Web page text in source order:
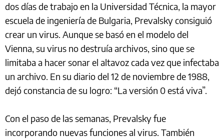
dos días de trabajo en la Universidad Técnica, la mayor
escuela de ingeniería de Bulgaria, Prevalsky consiguió
crear un virus. Aunque se basó en el modelo del
Vienna, su virus no destruía archivos, sino que se
limitaba a hacer sonar el altavoz cada vez que infectaba
un archivo. En su diario del 12 de noviembre de 1988,
dejó constancia de su logro: “La versión 0 está viva”.
Con el paso de las semanas, Prevalsky fue
incorporando nuevas funciones al virus. También